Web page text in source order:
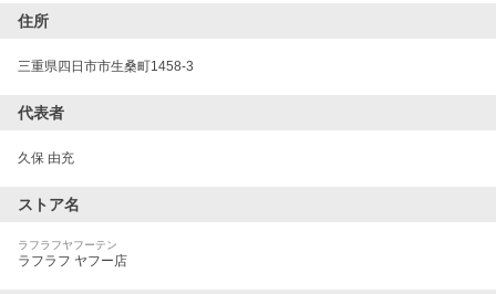
住所
三重県四日市市生桑町1458-3
代表者
久保 由充
ストア名
ラフラフヤフーテン
ラフラフ ヤフー店